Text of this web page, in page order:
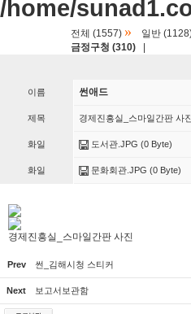
/home/
전체 (1557) » 일반
금정구청 (310)
이름 썬애드
제목 경제진흥실_스마일간판 사
화일 도서관.JPG (0 Byte)
화일 문화회관.JPG (0 Byte)
경제진흥실_스마일간판 사진
Prev 썬_김해시청 스티커
Next 보고서보관함